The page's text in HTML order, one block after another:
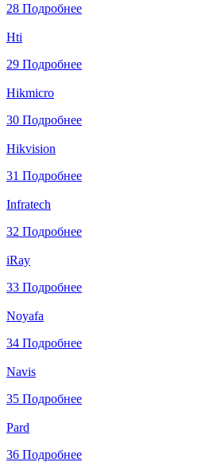
28 Подробнее
Hti
29 Подробнее
Hikmicro
30 Подробнее
Hikvision
31 Подробнее
Infratech
32 Подробнее
iRay
33 Подробнее
Noyafa
34 Подробнее
Navis
35 Подробнее
Pard
36 Подробнее